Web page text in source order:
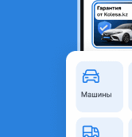
ВАЗ (Lada) Priora 2170
Объявление